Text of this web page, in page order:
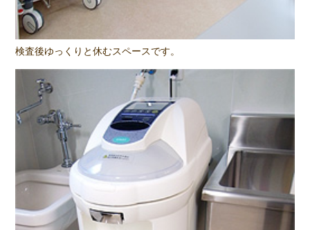
検査後ゆっくりと休むスペースです。